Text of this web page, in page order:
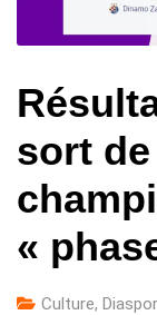
sort
«
Culture,